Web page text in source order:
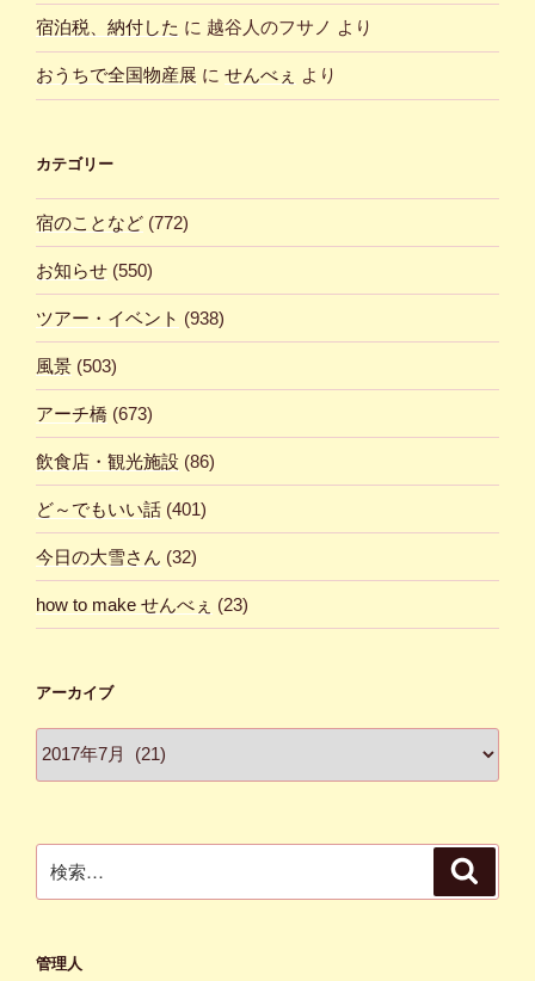
宿泊税、納付した に 越谷人のフサノ より
おうちで全国物産展 に せんべぇ より
カテゴリー
宿のことなど (772)
お知らせ (550)
ツアー・イベント (938)
風景 (503)
アーチ橋 (673)
飲食店・観光施設 (86)
ど～でもいい話 (401)
今日の大雪さん (32)
how to make せんべぇ (23)
アーカイブ
索:
管理人